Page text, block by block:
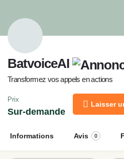
BatvoiceAI
Transformez vos appels en actions
Prix
Sur-demande
Laisser
Informations Avis 0